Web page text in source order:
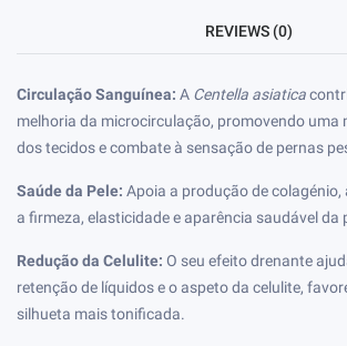
REVIEWS (0)
Circulação Sanguínea: A Centella asiatica
melhoria da microcirculação, promovendo uma
dos tecidos e combate à sensação de pernas
Saúde da Pele: Apoia a produção de
a firmeza, elasticidade e aparência saudável da
Redução da Celulite: O seu efeito drenante
retenção de líquidos e o aspeto da celulite,
silhueta mais tonificada.